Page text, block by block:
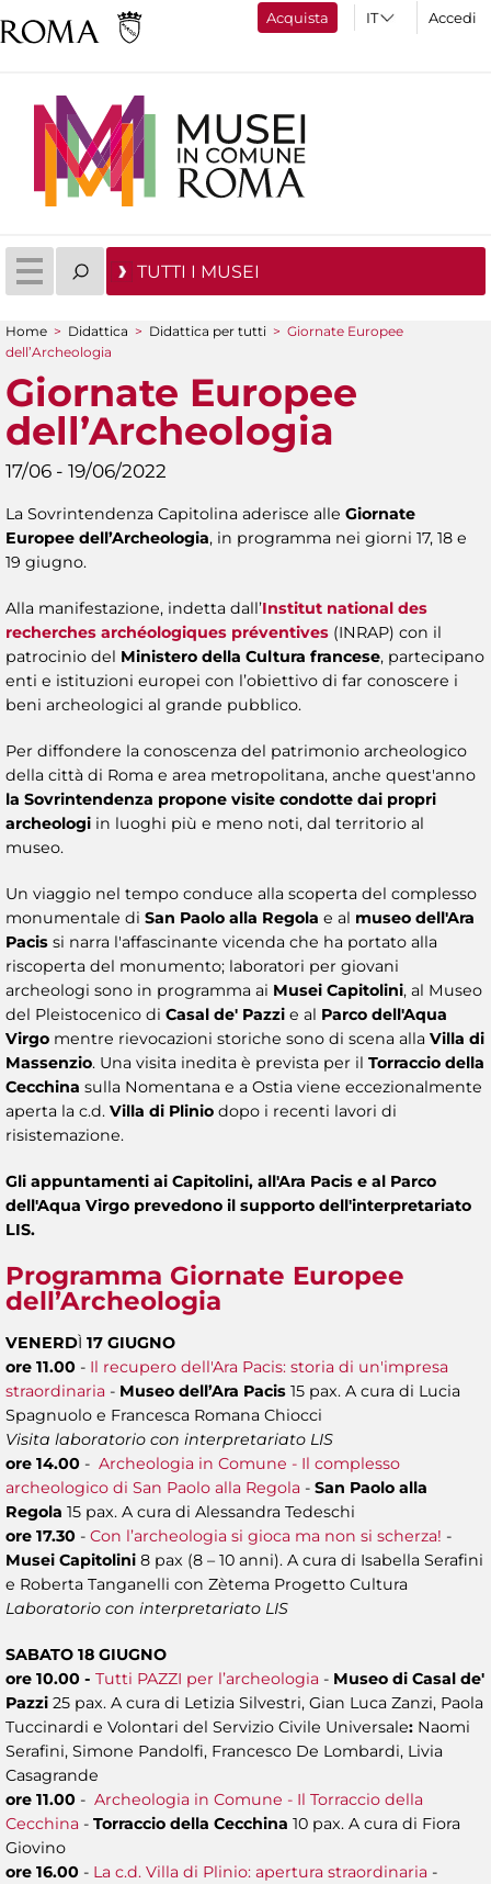
Acquista Accedi
TUTTI I MUSEI
Tu sei qui
Home > Didattica > Didattica per tutti > Giornate Europee
dell’Archeologia
Giornate Europee
dell’Archeologia
17/06 - 19/06/2022
La Sovrintendenza Capitolina aderisce alle Giornate
Europee dell’Archeologia, in programma nei giorni 17, 18 e
19 giugno.
Alla manifestazione, indetta dall’Institut national des
recherches archéologiques préventives (INRAP) con il
patrocinio del Ministero della Cultura francese, partecipano
enti e istituzioni europei con l’obiettivo di far conoscere i
beni archeologici al grande pubblico.
Per diffondere la conoscenza del patrimonio archeologico
della città di Roma e area metropolitana, anche quest'anno
la Sovrintendenza propone visite condotte dai propri
archeologi in luoghi più e meno noti, dal territorio al
museo.
Un viaggio nel tempo conduce alla scoperta del complesso
monumentale di San Paolo alla Regola e al museo dell'Ara
Pacis si narra l'affascinante vicenda che ha portato alla
riscoperta del monumento; laboratori per giovani
archeologi sono in programma ai Musei Capitolini, al Museo
del Pleistocenico di Casal de' Pazzi e al Parco dell'Aqua
Virgo mentre rievocazioni storiche sono di scena alla Villa di
Massenzio. Una visita inedita è prevista per il Torraccio della
Cecchina sulla Nomentana e a Ostia viene eccezionalmente
aperta la c.d. Villa di Plinio dopo i recenti lavori di
risistemazione.
Gli appuntamenti ai Capitolini, all'Ara Pacis e al Parco
dell'Aqua Virgo prevedono il supporto dell'interpretariato
LIS.
Programma Giornate Europee
dell’Archeologia
VENERDÌ 17 GIUGNO
ore 11.00 - Il recupero dell'Ara Pacis: storia di un'impresa
straordinaria - Museo dell’Ara Pacis 15 pax. A cura di Lucia
Spagnuolo e Francesca Romana Chiocci
Visita laboratorio con interpretariato LIS
ore 14.00 - Archeologia in Comune - Il complesso
archeologico di San Paolo alla Regola - San Paolo alla
Regola 15 pax. A cura di Alessandra Tedeschi
ore 17.30 - Con l’archeologia si gioca ma non si scherza! -
Musei Capitolini 8 pax (8 – 10 anni). A cura di Isabella Serafini
e Roberta Tanganelli con Zètema Progetto Cultura
Laboratorio con interpretariato LIS
SABATO 18 GIUGNO
ore 10.00 - Tutti PAZZI per l’archeologia - Museo di Casal de'
Pazzi 25 pax. A cura di Letizia Silvestri, Gian Luca Zanzi, Paola
Tuccinardi e Volontari del Servizio Civile Universale: Naomi
Serafini, Simone Pandolfi, Francesco De Lombardi, Livia
Casagrande
ore 11.00 - Archeologia in Comune - Il Torraccio della
Cecchina - Torraccio della Cecchina 10 pax. A cura di Fiora
Giovino
ore 16.00 - La c.d. Villa di Plinio: apertura straordinaria -